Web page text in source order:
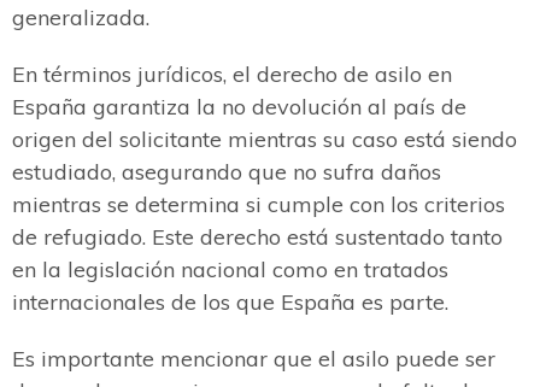
generalizada.
En términos jurídicos, el derecho de asilo en
España garantiza la no devolución al país de
origen del solicitante mientras su caso está siendo
estudiado, asegurando que no sufra daños
mientras se determina si cumple con los criterios
de refugiado. Este derecho está sustentado tanto
en la legislación nacional como en tratados
internacionales de los que España es parte.
Es importante mencionar que el asilo puede ser